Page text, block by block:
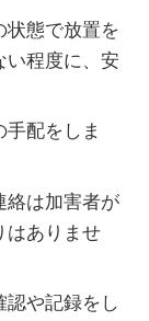
状態で放置を
い程度に、安
配をしま
絡は加害者が
はありませ
認や記録をし